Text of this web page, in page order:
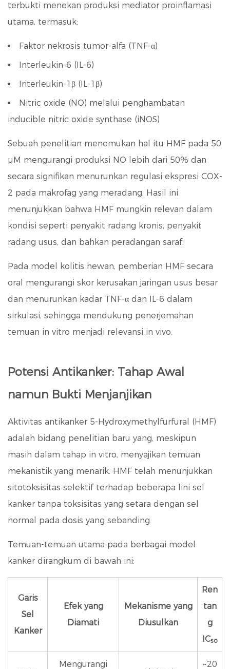
terbukti menekan produksi mediator proinflamasi
utama, termasuk:
Faktor nekrosis tumor-alfa (TNF-α)
Interleukin-6 (IL-6)
Interleukin-1β (IL-1β)
Nitric oxide (NO) melalui penghambatan
inducible nitric oxide synthase (iNOS)
Sebuah penelitian menemukan hal itu HMF pada 50
µM mengurangi produksi NO lebih dari 50% dan
secara signifikan menurunkan regulasi ekspresi COX-
2 pada makrofag yang meradang. Hasil ini
menunjukkan bahwa HMF mungkin relevan dalam
kondisi seperti penyakit radang kronis, penyakit
radang usus, dan bahkan peradangan saraf.
Pada model kolitis hewan, pemberian HMF secara
oral mengurangi skor kerusakan jaringan usus besar
dan menurunkan kadar TNF-α dan IL-6 dalam
sirkulasi, sehingga mendukung penerjemahan
temuan in vitro menjadi relevansi in vivo.
Potensi Antikanker: Tahap Awal
namun Bukti Menjanjikan
Aktivitas antikanker 5-Hydroxymethylfurfural (HMF)
adalah bidang penelitian baru yang, meskipun
masih dalam tahap in vitro, menyajikan temuan
mekanistik yang menarik. HMF telah menunjukkan
sitotoksisitas selektif terhadap beberapa lini sel
kanker tanpa toksisitas yang setara dengan sel
normal pada dosis yang sebanding.
Temuan-temuan utama pada berbagai model
kanker dirangkum di bawah ini:
Garis
Sel
Kanker
Efek yang
Diamati
Mekanisme yang
Diusulkan
Ren
tan
g
IC₅₀
Mengurangi
~20